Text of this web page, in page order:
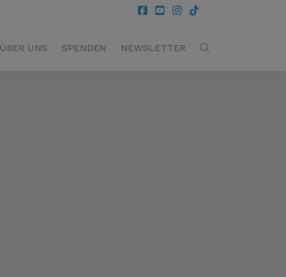
ÜBER UNS SPENDEN NEWSLETTER